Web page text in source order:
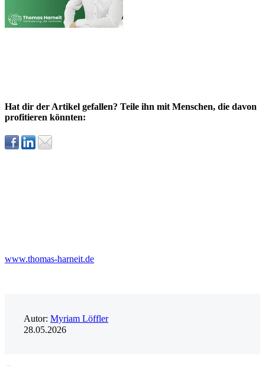
Hat dir der Artikel gefallen? Teile ihn mit Menschen, die davon
profitieren könnten:
www.thomas-harneit.de
Autor: Myriam Löffler
28.05.2026